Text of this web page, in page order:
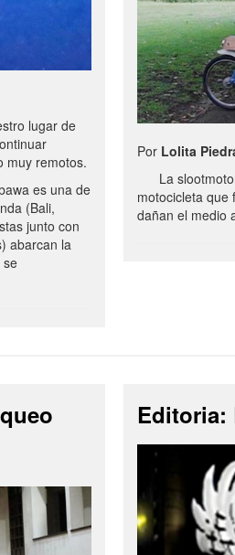
lugar de
muy remotos.
es una de
(Bali,
junto con
abarcan la
se
Por Lolita
La slootmotor
motocicleta que
dañan el medio
Editoria: